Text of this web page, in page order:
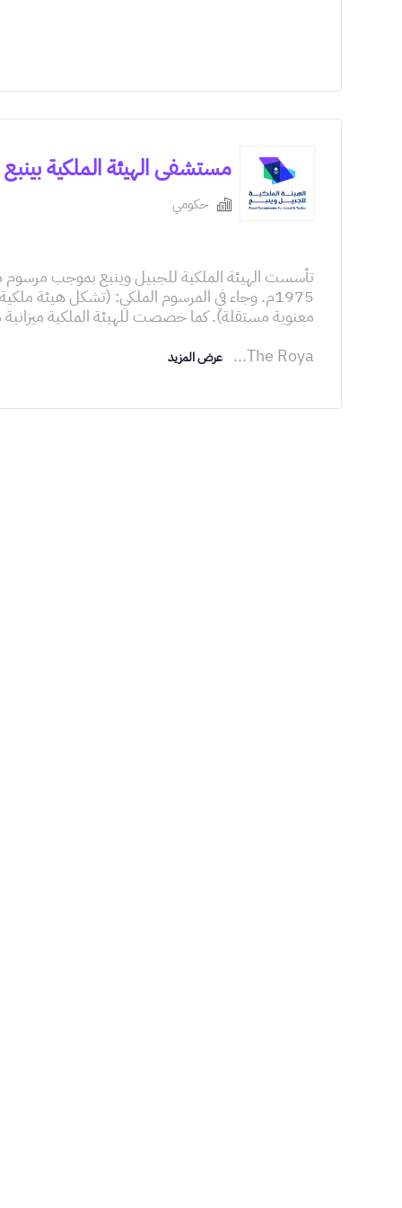
مستشفى الهيئة الملكية بينبع Royal Commission Medical Center Yanbu
حكومي
1975م. وجاء في المرسوم الملكي: (تشكل هيئة
The Roya
... عرض المزيد